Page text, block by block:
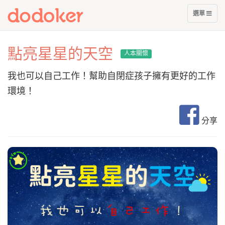
展
開
選
選單
點亮星星的天空 人本關懷
我也可以自己工作！幫助自閉症孩子擁有更好的工作
環境！
分享